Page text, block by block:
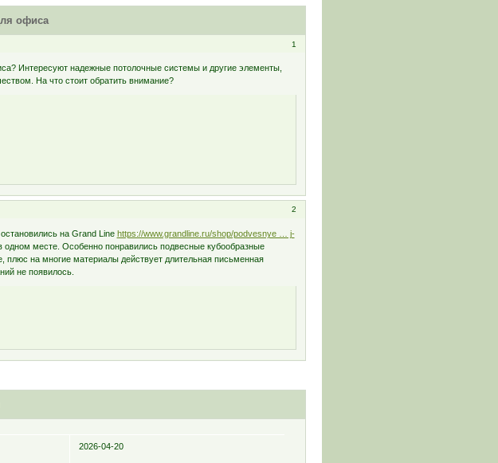
офиса
1
Интересуют надежные потолочные системы и другие элементы,
На что стоит обратить внимание?
2
на Grand Line https://www.grandline.ru/shop/podvesnye … j-
месте. Особенно понравились подвесные кубообразные
плюс на многие материалы действует длительная письменная
не появилось.
2026-04-20